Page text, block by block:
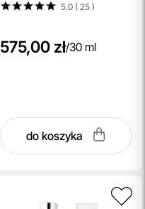
5.0 ( 25)
575,00 zł/30 ml
do koszyka